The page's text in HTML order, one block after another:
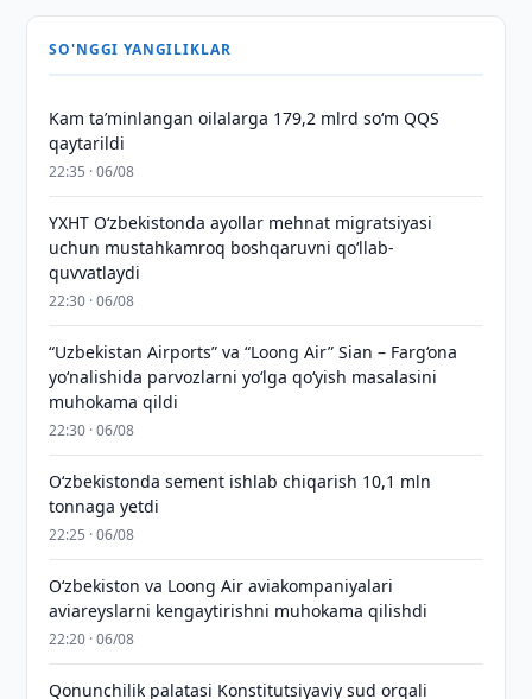
SO'NGGI YANGILIKLAR
Kam taʼminlangan oilalarga 179,2 mlrd so‘m QQS
qaytarildi
22:35 · 06/08
YXHT O‘zbekistonda ayollar mehnat migratsiyasi
uchun mustahkamroq boshqaruvni qo‘llab-
quvvatlaydi
22:30 · 06/08
“Uzbekistan Airports” va “Loong Air” Sian – Farg‘ona
yo‘nalishida parvozlarni yo‘lga qo‘yish masalasini
muhokama qildi
22:30 · 06/08
O‘zbekistonda sement ishlab chiqarish 10,1 mln
tonnaga yetdi
22:25 · 06/08
Oʻzbekiston va Loong Air aviakompaniyalari
aviareyslarni kengaytirishni muhokama qilishdi
22:20 · 06/08
Qonunchilik palatasi Konstitutsiyaviy sud orqali